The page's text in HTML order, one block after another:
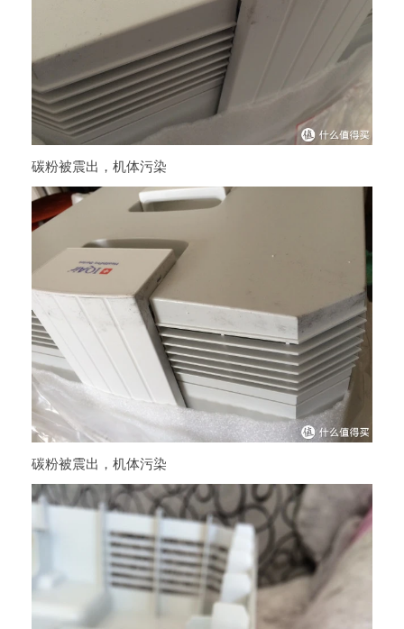
碳粉被震出，机体污染
碳粉被震出，机体污染